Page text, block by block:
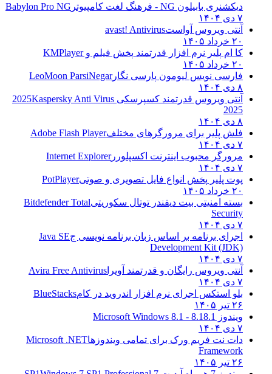
دیکشنری بابیلون NG - فرهنگ لغت کامپیوتر
Babylon Pro NG
۷ دی ۱۴۰۴
آنتی ویروس آواستavast! Antivirus
۲۰ خرداد ۱۴۰۵
کا ام پلیر نرم افزار قدرتمند پخش فیلم وKMPlayer
۲۰ خرداد ۱۴۰۵
فارسی نویس لیومون پارسی نگارLeoMoon ParsiNegar
۸ دی ۱۴۰۴
آنتی ویروس قدرتمند کسپرسکی 2025 Kaspersky Anti Virus
2025
۸ دی ۱۴۰۴
فلش پلیر برای مرورگرهای مختلفAdobe Flash Player
۷ دی ۱۴۰۴
مرورگر محبوب اینترنت اکسپلوررInternet Explorer
۷ دی ۱۴۰۴
پوت پلیر پخش انواع فایل تصویری و صوتیPotPlayer
۲۰ خرداد ۱۴۰۵
بسته امنیتی بیت دیفندر توتال سکوریتیBitdefender Total
Security
۷ دی ۱۴۰۴
اجرای برنامه بر اساس زبان برنامه نویسی جJava SE
Development Kit (JDK)
۷ دی ۱۴۰۴
آنتی ویروس رایگان و قدرتمند آویرا Avira Free Antivirus
۷ دی ۱۴۰۴
بلو استکس اجرای نرم افزار اندروید در کامBlueStacks
۲۶ تیر ۱۴۰۵
ویندوز 8.1
8.1 - Microsoft Windows 8.1
۷ دی ۱۴۰۴
دات نت فریم ورک برای تمامی ویندوزهاMicrosoft .NET
Framework
۲۶ تیر ۱۴۰۵